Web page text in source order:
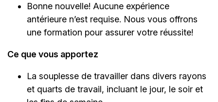
Bonne nouvelle! Aucune expérience
antérieure n’est requise. Nous vous offrons
une formation pour assurer votre réussite!
Ce que vous apportez
La souplesse de travailler dans divers rayons
et quarts de travail, incluant le jour, le soir et